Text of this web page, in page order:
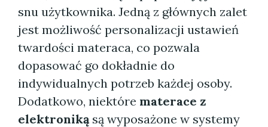
snu użytkownika. Jedną z głównych zalet
jest możliwość personalizacji ustawień
twardości materaca, co pozwala
dopasować go dokładnie do
indywidualnych potrzeb każdej osoby.
Dodatkowo, niektóre materace z
elektronikąsą wyposażone w systemy